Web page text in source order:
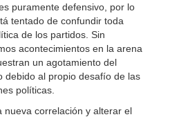
puramente defensivo, por lo
tentado de confundir toda
de los partidos. Sin
acontecimientos en la arena
un agotamiento del
debido al propio desafío de las
políticas.
nueva correlación y alterar el